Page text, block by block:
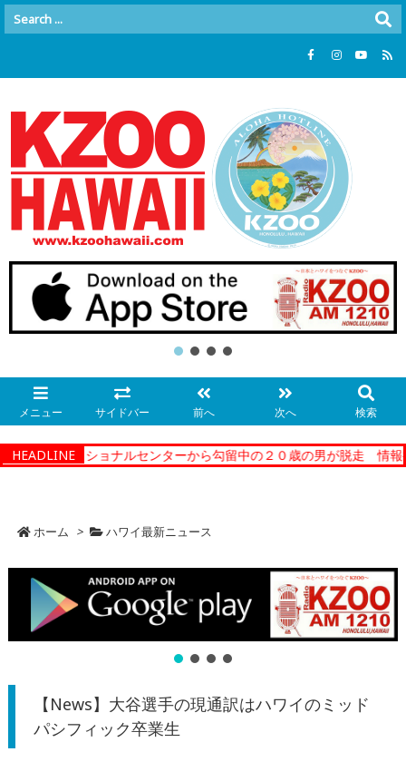
メニュー サイドバー 前へ 次へ 検索
HEADLINE
ィーコレクショナルセンターから勾留中の２０歳の男が脱走 情報提
ホーム > ハワイ最新ニュース
【News】大谷選手の現通訳はハワイのミッド
パシフィック卒業生